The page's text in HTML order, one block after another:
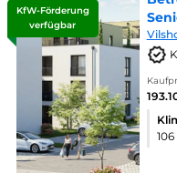
KfW-Förderung
verfügbar